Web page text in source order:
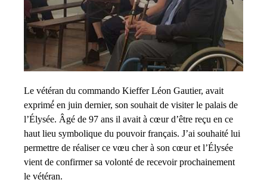
Le vétéran du commando Kieffer Léon Gautier, avait
exprimé́ en juin dernier, son souhait de visiter le palais de
l’Élysée. Âgé de 97 ans il avait à cœur d’être reçu en ce
haut lieu symbolique du pouvoir français. J’ai souhaité lui
permettre de réaliser ce vœu cher à son cœur et l’Élysée
vient de confirmer sa volonté de recevoir prochainement
le vétéran.